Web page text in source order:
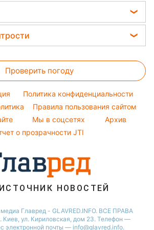
Проверить погоду
Политика конфиденциальности
Правила пользования сайтом
Мы в соцсетях
Архив
о прозрачности JTI
НОВОСТЕЙ
Главред - GLAVRED.INFO. ВСЕ ПРАВА
ул. Кириловская, дом 23. Телефон —
электронной почты — info@glavred.info.